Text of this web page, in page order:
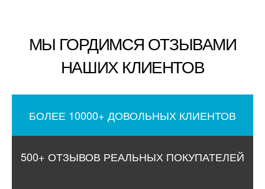
МЫ ГОРДИМСЯ ОТЗЫВАМИ
НАШИХ КЛИЕНТОВ
БОЛЕЕ 10000+ ДОВОЛЬНЫХ КЛИЕНТОВ
500+ ОТЗЫВОВ РЕАЛЬНЫХ ПОКУПАТЕЛЕЙ